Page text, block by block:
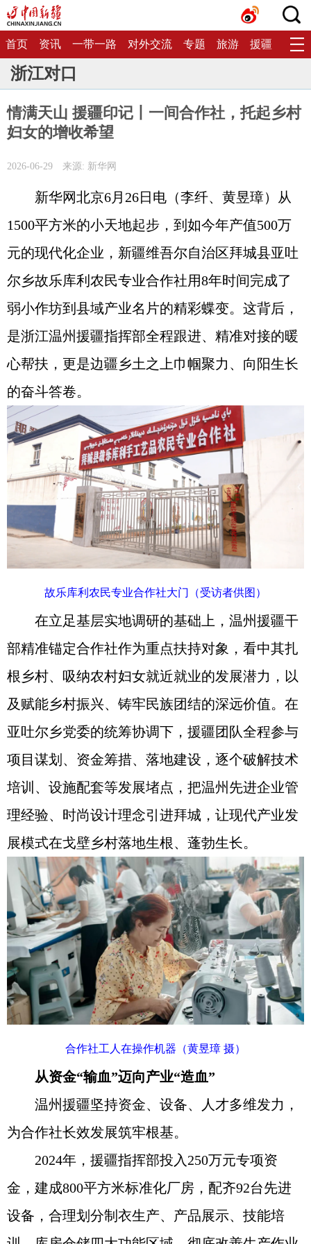
首页 资讯 一带一路 对外交流 专题 旅游 援疆 生态
浙江对口
情满天山 援疆印记丨一间合作社，托起乡村
妇女的增收希望
2026-06-29 来源: 新华网
新华网北京6月26日电（李纤、黄昱璋）从
1500平方米的小天地起步，到如今年产值500万
元的现代化企业，新疆维吾尔自治区拜城县亚吐
尔乡故乐库利农民专业合作社用8年时间完成了
弱小作坊到县域产业名片的精彩蝶变。这背后，
是浙江温州援疆指挥部全程跟进、精准对接的暖
心帮扶，更是边疆乡土之上巾帼聚力、向阳生长
的奋斗答卷。
故乐库利农民专业合作社大门（受访者供图）
在立足基层实地调研的基础上，温州援疆干
部精准锚定合作社作为重点扶持对象，看中其扎
根乡村、吸纳农村妇女就近就业的发展潜力，以
及赋能乡村振兴、铸牢民族团结的深远价值。在
亚吐尔乡党委的统筹协调下，援疆团队全程参与
项目谋划、资金筹措、落地建设，逐个破解技术
培训、设施配套等发展堵点，把温州先进企业管
理经验、时尚设计理念引进拜城，让现代产业发
展模式在戈壁乡村落地生根、蓬勃生长。
合作社工人在操作机器（黄昱璋 摄）
从资金“输血”迈向产业“造血”
温州援疆坚持资金、设备、人才多维发力，
为合作社长效发展筑牢根基。
2024年，援疆指挥部投入250万元专项资
金，建成800平方米标准化厂房，配齐92台先进
设备，合理划分制衣生产、产品展示、技能培